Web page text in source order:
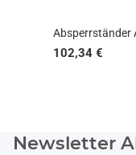
Absperrständer
102,34 €
Newsletter